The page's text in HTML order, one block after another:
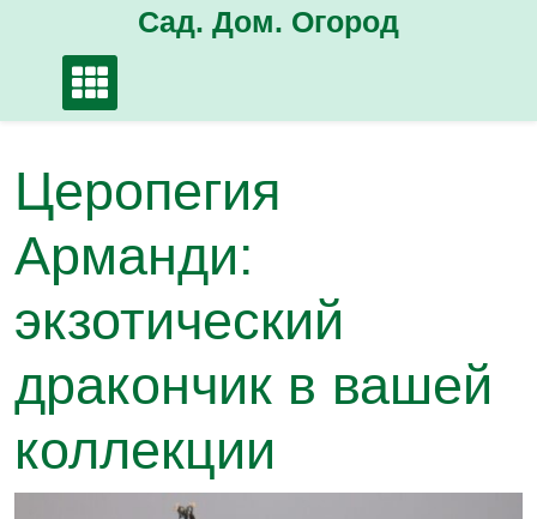
содержимому
Сад. Дом. Огород
Церопегия
Арманди:
экзотический
дракончик в вашей
коллекции